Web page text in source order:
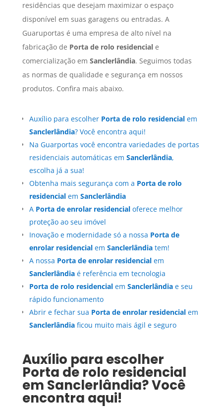
residências que desejam maximizar o espaço
disponível em suas garagens ou entradas. A
Guaruportas é uma empresa de alto nível na
fabricação de Porta de rolo residenciale
comercialização em Sanclerlândia. Seguimos todas
as normas de qualidade e segurança em nossos
produtos. Confira mais abaixo.
Auxílio para escolher Porta de rolo residencialem
Sanclerlândia? Você encontra aqui!
Na Guarportas você encontra variedades de portas
residenciais automáticas em Sanclerlândia,
escolha já a sua!
Obtenha mais segurança com a Porta de rolo
residencialem Sanclerlândia
A Porta de enrolar residencialoferece melhor
proteção ao seu imóvel
Inovação e modernidade só a nossa Porta de
enrolar residencialem Sanclerlândiatem!
A nossa Porta de enrolar residencialem
Sanclerlândiaé referência em tecnologia
Porta de rolo residencialem Sanclerlândiae seu
rápido funcionamento
Abrir e fechar sua Porta de enrolar residencialem
Sanclerlândiaficou muito mais ágil e seguro
Auxílio para escolher
Porta de rolo residencial
em Sanclerlândia? Você
encontra aqui!